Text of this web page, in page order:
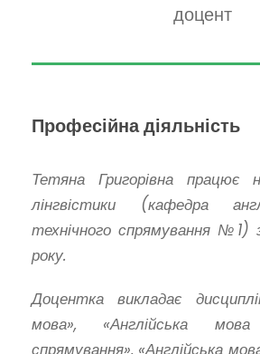
доцент
Професійна діяльність
Тетяна Григорівна працює
лінгвістики (кафедра
технічного спрямування №1)
року.
Доцентка викладає
мова», «Англійська мова
спрямування», «Англійська